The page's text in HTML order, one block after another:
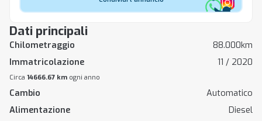
Dati principali
Chilometraggio
88.000km
Immatricolazione
11 / 2020
Circa 14666.67 km ogni anno
Cambio
Automatico
Alimentazione
Diesel